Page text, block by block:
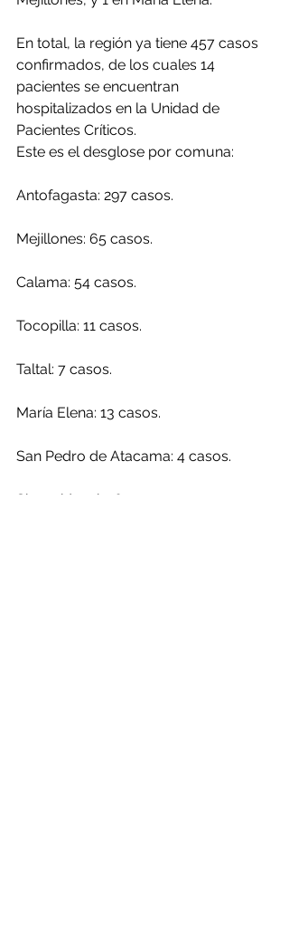
En total, la región ya tiene 457 casos
confirmados, de los cuales 14
pacientes se encuentran
hospitalizados en la Unidad de
Pacientes Críticos.
Este es el desglose por comuna:
Antofagasta: 297 casos.
Mejillones: 65 casos.
Calama: 54 casos.
Tocopilla: 11 casos.
Taltal: 7 casos.
María Elena: 13 casos.
San Pedro de Atacama: 4 casos.
Sin residencia: 6 casos.